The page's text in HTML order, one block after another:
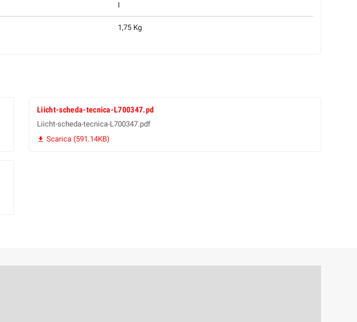
I
1,75 Kg
Liicht-scheda-tecnica-L700347.pd
Liicht-scheda-tecnica-L700347.pdf
 Scarica (591.14KB)